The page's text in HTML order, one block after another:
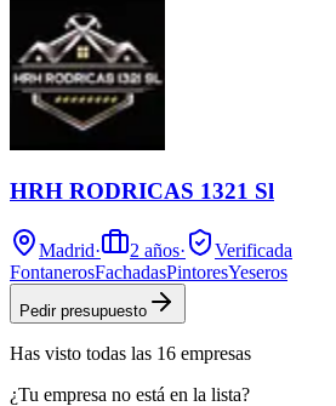
HRH RODRICAS 1321 Sl
Madrid· 2 años·
Verificada
FontanerosFachadasPintoresYeseros
Pedir presupuesto
Has visto todas las 16 empresas
¿Tu empresa no está en la lista?